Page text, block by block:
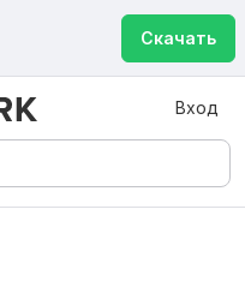
Скачать
Вход